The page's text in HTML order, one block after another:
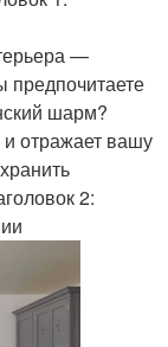
—
предпочитаете
шарм?
отражает вашу
2: